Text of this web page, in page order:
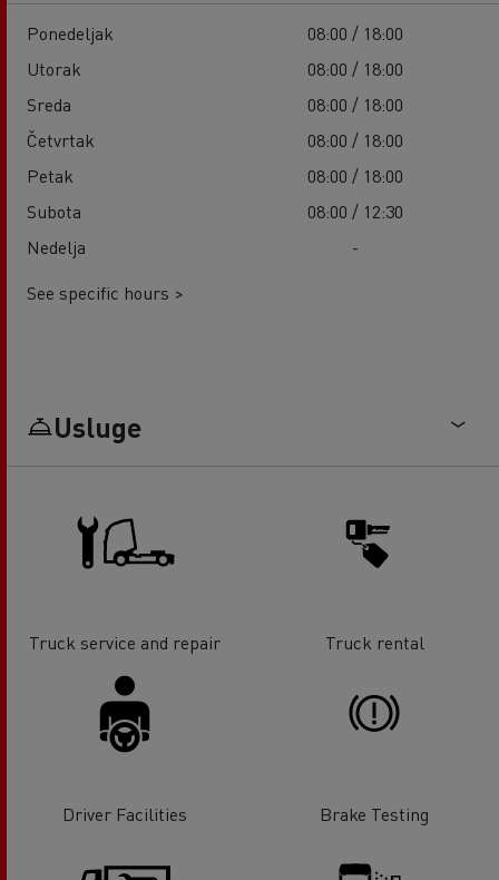
Ponedeljak
08:00 / 18:00
Utorak
08:00 / 18:00
Sreda
08:00 / 18:00
Četvrtak
08:00 / 18:00
Petak
08:00 / 18:00
Subota
08:00 / 12:30
Nedelja
-
See specific hours >
Usluge
Truck service and repair Truck rental
Driver Facilities Brake Testing